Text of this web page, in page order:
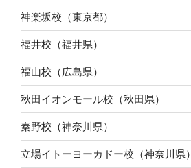
神楽坂校（東京都）
福井校（福井県）
福山校（広島県）
秋田イオンモール校（秋田県）
秦野校（神奈川県）
立場イトーヨーカドー校（神奈川県）